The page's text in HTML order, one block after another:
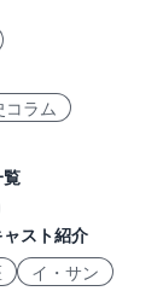
コラム
覧
スト紹介
イ・サン